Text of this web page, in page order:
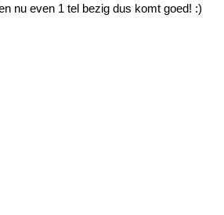
nu even 1 tel bezig dus komt goed! :)